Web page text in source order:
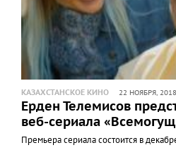
КАЗАХСТАНСКОЕ КИНО 22 НОЯБРЯ, 2018
Ерден Телемисов
веб-сериала
Премьера сериала состоится в